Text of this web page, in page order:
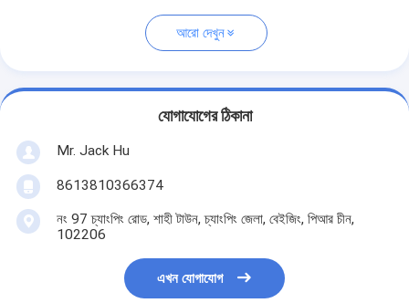
আরো দেখুন
যোগাযোগের ঠিকানা
Mr. Jack Hu
8613810366374
নং 97 চ্যাংপিং রোড, শাহী টাউন, চ্যাংপিং জেলা, বেইজিং, পিআর চীন,
102206
এখন যোগাযোগ